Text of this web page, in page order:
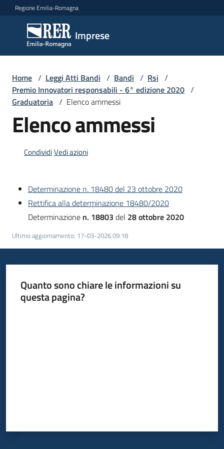
Vai al contenuto
Vai alla navigazione
Vai al footer
Regione Emilia-Romagna
Imprese
Imprese
Argomenti
Novità
Servizi
Leggi
Bandi
Piani
Home / Leggi Atti Bandi / Bandi / Rsi /
Premio Innovatori responsabili - 6° edizione 2020 /
Graduatoria / Elenco ammessi
Elenco ammessi
CondividiVedi azioni
Determinazione n. 18480 del 23 ottobre 2020
Rettifica alla determinazione 18480/2020
Determinazione n. 18803 del 28 ottobre 2020
Ultimo aggiornamento: 17-03-2026 09:18
Quanto sono chiare le informazioni su
questa pagina?